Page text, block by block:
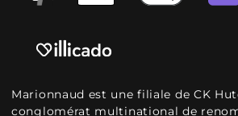
Marionnaud est une filiale de CK
conglomérat multinational de